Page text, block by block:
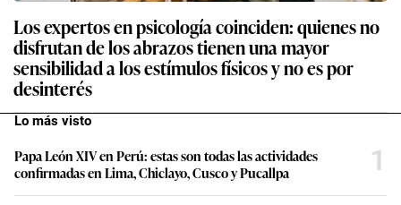
Los expertos en psicología coinciden: quienes no
disfrutan de los abrazos tienen una mayor
sensibilidad a los estímulos físicos y no es por
desinterés
Lo más visto
Papa León XIV en Perú: estas son todas las actividades
confirmadas en Lima, Chiclayo, Cusco y Pucallpa
1